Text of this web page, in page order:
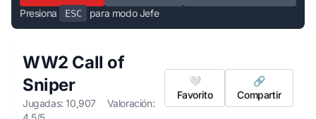
Presiona ESC para modo Jefe
WW2 Call of
Sniper
Jugadas: 10,907
Valoración:
🤍
Favorito
🔗
Compartir